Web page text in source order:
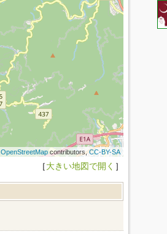
OpenStreetMapcontributors,CC-BY-SA
［大きい地図で開く ］